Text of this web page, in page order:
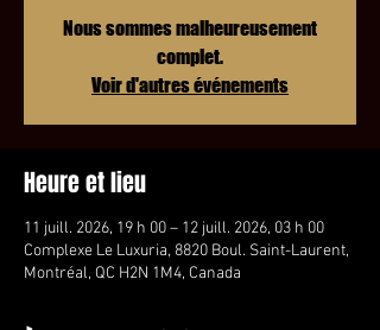
Nous sommes malheureusement
complet.
Voir d'autres événements
Heure et lieu
11 juill. 2026, 19 h 00 – 12 juill. 2026, 03 h 00
Complexe Le Luxuria, 8820 Boul. Saint-Laurent,
Montréal, QC H2N 1M4, Canada